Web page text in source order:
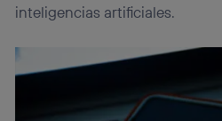
inteligencias artificiales.